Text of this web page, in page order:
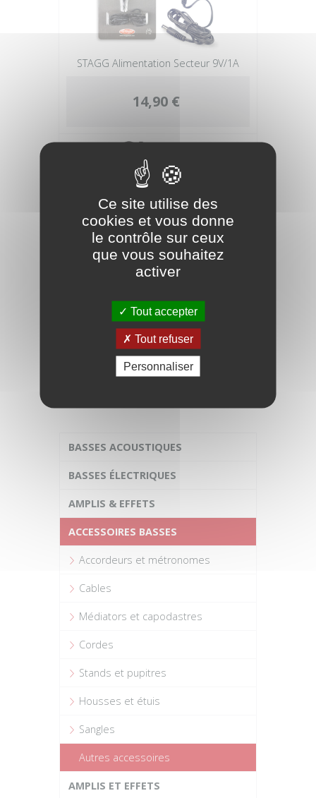
STAGG Alimentation Secteur 9V/1A
14,90 €
Adaptateur secteur DC 9V/02A pour
accordeur/métronome
19,00 €
BASSES ACOUSTIQUES
BASSES ÉLECTRIQUES
AMPLIS & EFFETS
ACCESSOIRES BASSES
Accordeurs et métronomes
Cables
Médiators et capodastres
Cordes
Stands et pupitres
Housses et étuis
Sangles
Autres accessoires
AMPLIS ET EFFETS
Ce site utilise des
cookies et vous donne
le contrôle sur ceux
que vous souhaitez
activer
Tout accepter
Tout refuser
Personnaliser